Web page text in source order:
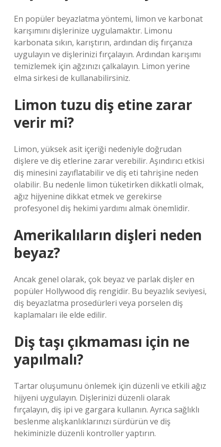
En popüler beyazlatma yöntemi, limon ve karbonat
karışımını dişlerinize uygulamaktır. Limonu
karbonata sıkın, karıştırın, ardından diş fırçanıza
uygulayın ve dişlerinizi fırçalayın. Ardından karışımı
temizlemek için ağzınızı çalkalayın. Limon yerine
elma sirkesi de kullanabilirsiniz.
Limon tuzu diş etine zarar
verir mi?
Limon, yüksek asit içeriği nedeniyle doğrudan
dişlere ve diş etlerine zarar verebilir. Aşındırıcı etkisi
diş minesini zayıflatabilir ve diş eti tahrişine neden
olabilir. Bu nedenle limon tüketirken dikkatli olmak,
ağız hijyenine dikkat etmek ve gerekirse
profesyonel diş hekimi yardımı almak önemlidir.
Amerikalıların dişleri neden
beyaz?
Ancak genel olarak, çok beyaz ve parlak dişler en
popüler Hollywood diş rengidir. Bu beyazlık seviyesi,
diş beyazlatma prosedürleri veya porselen diş
kaplamaları ile elde edilir.
Diş taşı çıkmaması için ne
yapılmalı?
Tartar oluşumunu önlemek için düzenli ve etkili ağız
hijyeni uygulayın. Dişlerinizi düzenli olarak
fırçalayın, diş ipi ve gargara kullanın. Ayrıca sağlıklı
beslenme alışkanlıklarınızı sürdürün ve diş
hekiminizle düzenli kontroller yaptırın.